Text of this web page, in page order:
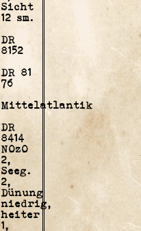
Sicht
12 sm.
DR
8152
DR 81
76
Mittelatlantik
DR
8414
NOzO
2,
Seeg.
2,
Dünung
niedrig,
heiter
1,